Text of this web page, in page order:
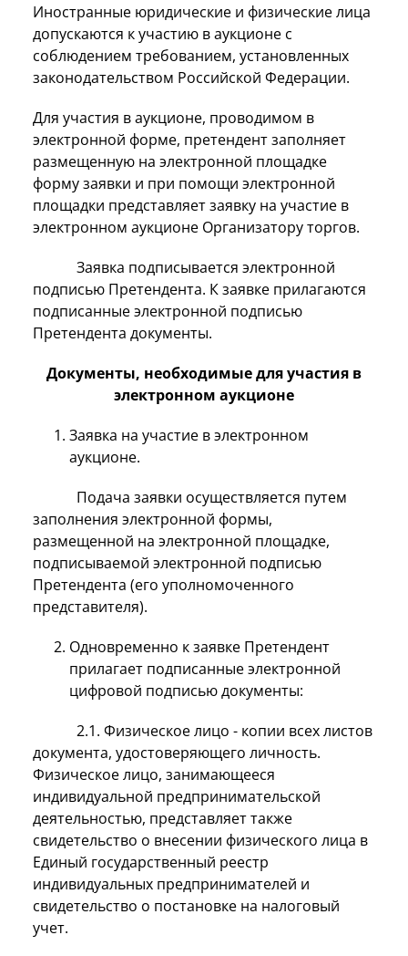
Иностранные юридические и физические лица
допускаются к участию в аукционе с
соблюдением требованием, установленных
законодательством Российской Федерации.
Для участия в аукционе, проводимом в
электронной форме, претендент заполняет
размещенную на электронной площадке
форму заявки и при помощи электронной
площадки представляет заявку на участие в
электронном аукционе Организатору торгов.
Заявка подписывается электронной
подписью Претендента. К заявке прилагаются
подписанные электронной подписью
Претендента документы.
Документы, необходимые для участия в
электронном аукционе
Заявка на участие в электронном
аукционе.
Подача заявки осуществляется путем
заполнения электронной формы,
размещенной на электронной площадке,
подписываемой электронной подписью
Претендента (его уполномоченного
представителя).
Одновременно к заявке Претендент
прилагает подписанные электронной
цифровой подписью документы:
2.1. Физическое лицо - копии всех листов
документа, удостоверяющего личность.
Физическое лицо, занимающееся
индивидуальной предпринимательской
деятельностью, представляет также
свидетельство о внесении физического лица в
Единый государственный реестр
индивидуальных предпринимателей и
свидетельство о постановке на налоговый
учет.